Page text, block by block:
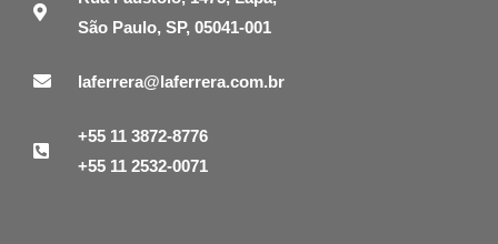
São Paulo, SP, 05041-001
laferrera@laferrera.com.br
+55 11 3872-8776
+55 11 2532-0071